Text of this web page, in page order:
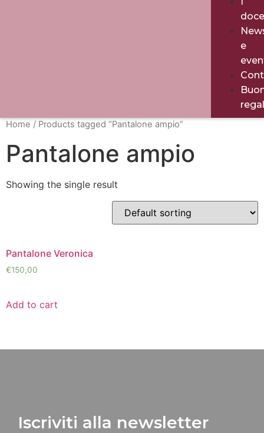
e
Home / Products tagged “Pantalone ampio”
Pantalone ampio
Showing the single result
Pantalone Veronica
€150,00
Add to cart
Iscriviti alla newsletter